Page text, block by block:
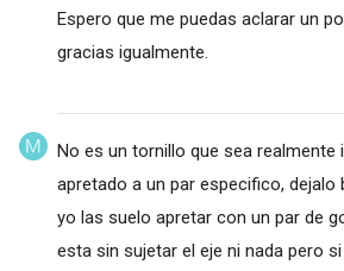
Espero que me puedas aclarar un
gracias igualmente.
No es un tornillo que sea realmente
apretado a un par especifico, dejalo
yo las suelo apretar con un par de
esta sin sujetar el eje ni nada pero